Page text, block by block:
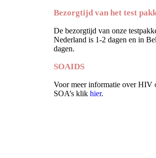
Bezorgtijd van het test
De bezorgtijd van onze
Nederland is 1-2 dagen en in
dagen.
SOAIDS
Voor meer informatie over HIV
SOA’s klik hier.